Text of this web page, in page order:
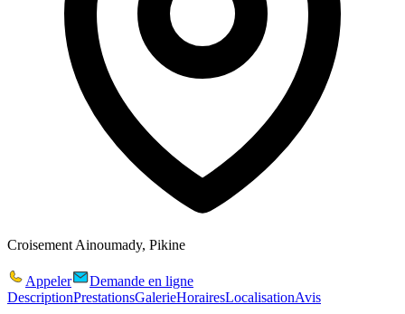
Croisement Ainoumady, Pikine
Appeler
Demande en ligne
DescriptionPrestationsGalerieHorairesLocalisationAvis